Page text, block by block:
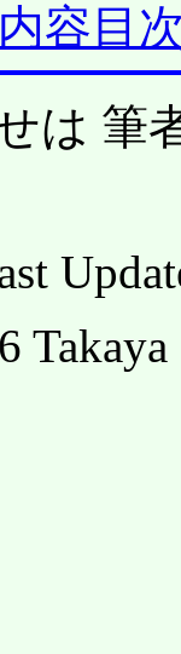
容目
は 筆